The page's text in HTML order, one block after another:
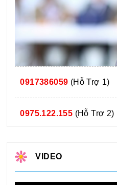
0917386059 (Hỗ Trợ 1)
0975.122.155 (Hỗ Trợ 2)
VIDEO